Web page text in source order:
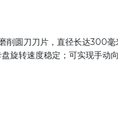
圆刀刀片，直径长达300毫
旋转速度稳定；可实现手动